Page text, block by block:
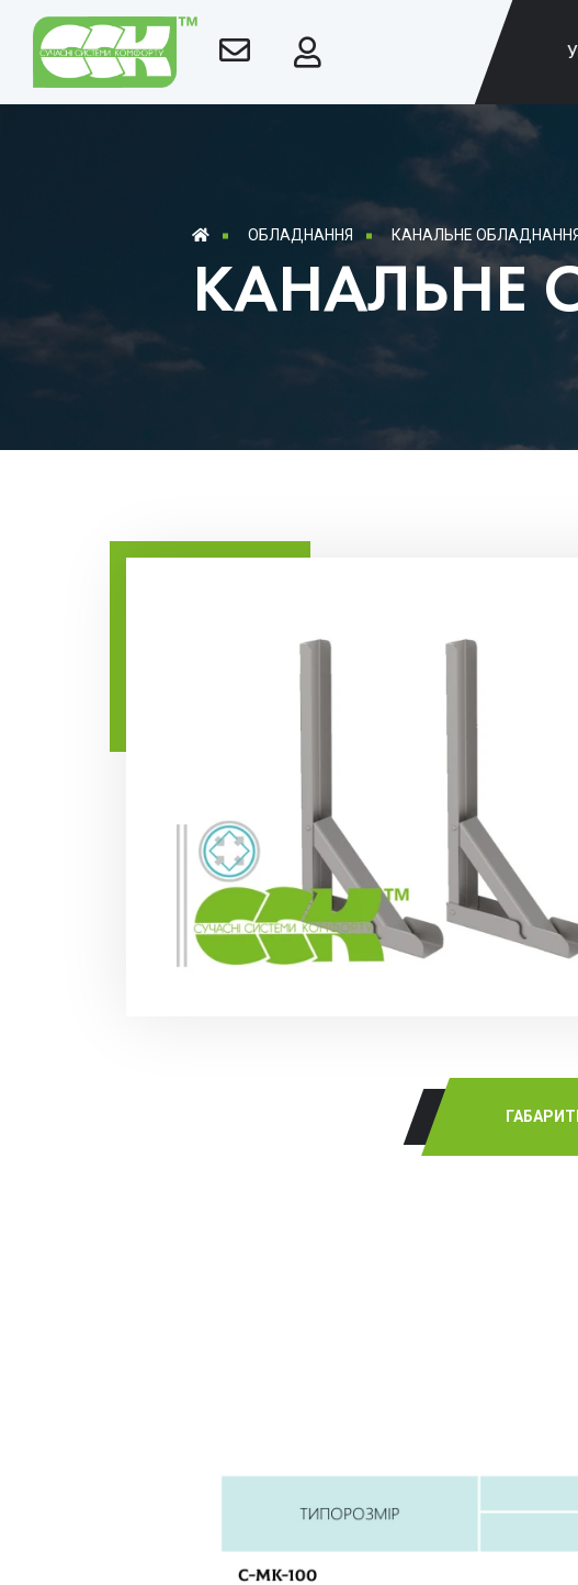
ОБЛАДНАННЯ КАНАЛЬНЕ ОБЛАДНАННЯ
КАНАЛЬНЕ